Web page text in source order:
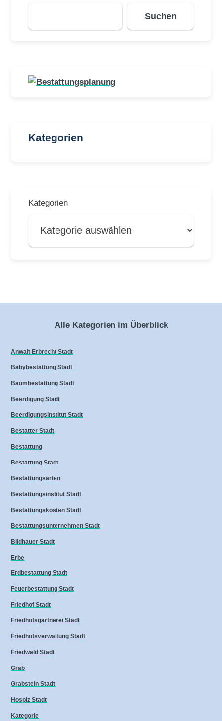
Suchen
Suchen
Kategorien
Kategorien
Alle Kategorien im Überblick
Anwalt Erbrecht Stadt
Babybestattung Stadt
Baumbestattung Stadt
Beerdigung Stadt
Beerdigungsinstitut Stadt
Bestatter Stadt
Bestattung
Bestattung Stadt
Bestattungsarten
Bestattungsinstitut Stadt
Bestattungskosten Stadt
Bestattungsunternehmen Stadt
Bildhauer Stadt
Erbe
Erdbestattung Stadt
Feuerbestattung Stadt
Friedhof Stadt
Friedhofsgärtnerei Stadt
Friedhofsverwaltung Stadt
Friedwald Stadt
Grab
Grabstein Stadt
Hospiz Stadt
Kategorie